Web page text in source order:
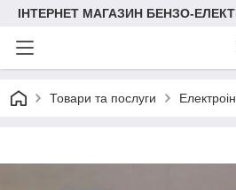
ІНТЕРНЕТ МАГАЗИН БЕНЗО-
Товари та послуги